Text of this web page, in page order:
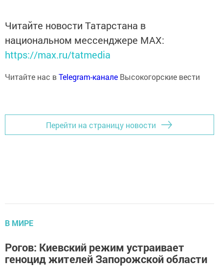
Читайте новости Татарстана в
национальном мессенджере MАХ:
https://max.ru/tatmedia
Читайте нас вTelegram-канале Высокогорские вести
Перейти на страницу новости
В МИРЕ
Рогов: Киевский режим устраивает
геноцид жителей Запорожской области